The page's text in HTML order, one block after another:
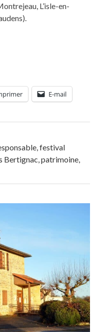
L’isle-en-
E-mail
,festival
Bertignac,patrimoine,